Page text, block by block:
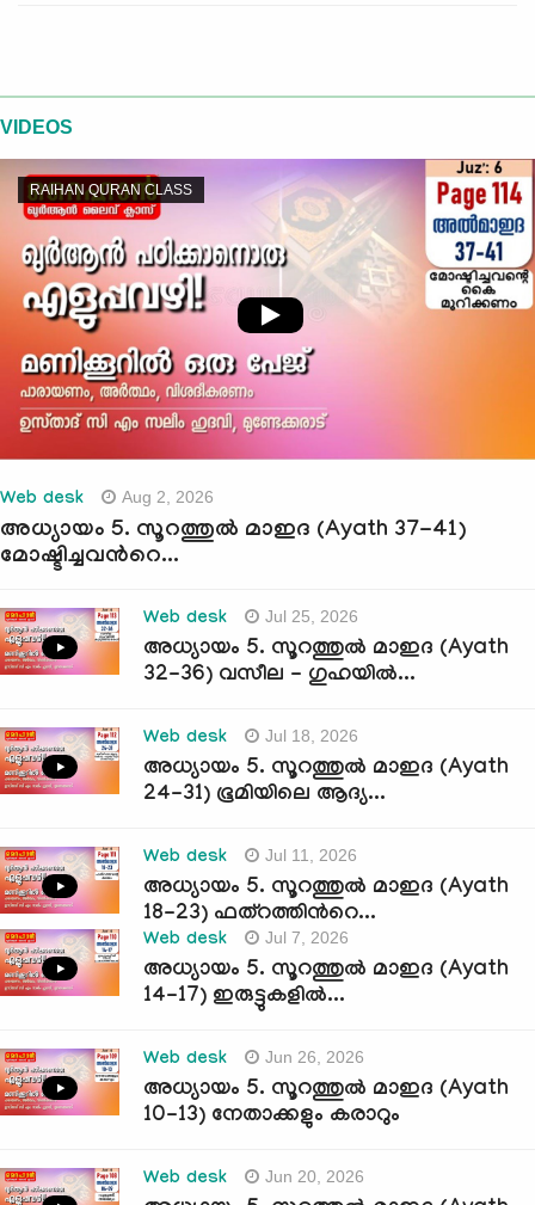
VIDEOS
RAIHAN QURAN CLASS
Web desk Aug 2, 2026
അധ്യായം 5. സൂറത്തുല്‍ മാഇദ (Ayath 37-41)
മോഷ്ടിച്ചവന്‍റെ...
Web desk Jul 25, 2026
അധ്യായം 5. സൂറത്തുല്‍ മാഇദ (Ayath
32-36) വസീല - ഗുഹയില്‍...
Web desk Jul 18, 2026
അധ്യായം 5. സൂറത്തുല്‍ മാഇദ (Ayath
24-31) ഭൂമിയിലെ ആദ്യ...
Web desk Jul 11, 2026
അധ്യായം 5. സൂറത്തുല്‍ മാഇദ (Ayath
18-23) ഫത്റത്തിന്‍റെ...
Web desk Jul 7, 2026
അധ്യായം 5. സൂറത്തുല്‍ മാഇദ (Ayath
14-17) ഇരുട്ടുകളില്‍...
Web desk Jun 26, 2026
അധ്യായം 5. സൂറത്തുല്‍ മാഇദ (Ayath
10-13) നേതാക്കളും കരാറും
Web desk Jun 20, 2026